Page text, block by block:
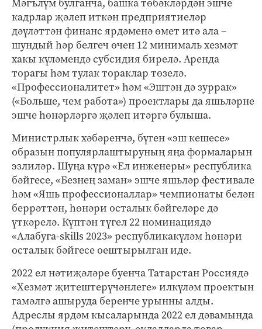
Мәгълүм булганча, башка төбәкләрдән эшче
кадрлар җәлеп иткән предприятиеләр
дәүләттән финанс ярдәменә өмет итә ала –
шундый һәр белгеч өчен 12 минималь хезмәт
хакы күләмендә субсидия бирелә. Аренда
торагы һәм тулак тораклар төзелә.
«Профессионалитет» һәм «Эштән дә зуррак»
(«Больше, чем работа») проектлары да яшьләрне
эшче һөнәрләргә җәлеп итәргә булыша.
Министрлык хәбәренчә, бүген «эш кешесе»
образын популярлаштыруның яңа формаларын
эзлиләр. Шуңа күрә «Ел инженеры» республика
бәйгесе, «Безнең заман» эшче яшьләр фестивале
һәм «Яшь профессионаллар» чемпионаты белән
беррәттән, һөнәри осталык бәйгеләре дә
үткәрелә. Күптән түгел 22 номинациядә
«Алабуга-skills 2023» республикакүләм һөнәри
осталык бәйгесе оештырылган иде.
2022 ел нәтиҗәләре буенча Татарстан Россиядә
«Хезмәт җитештерүчәнлеге» илкүләм проектын
гамәлгә ашыруда беренче урынны алды.
Адреслы ярдәм кысаларында 2022 ел дәвамында